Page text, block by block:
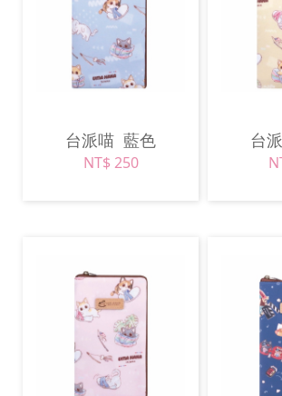
台派喵 藍色
NT$ 250
台